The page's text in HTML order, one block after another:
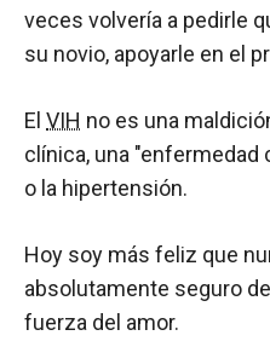
veces volvería a pedirle
su novio, apoyarle en el
El VIH no es una
clínica, una "enfermedad
o la hipertensión.
Hoy soy más feliz que
absolutamente seguro
fuerza del amor.